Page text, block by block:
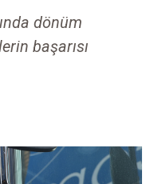
dönüm
başarısı